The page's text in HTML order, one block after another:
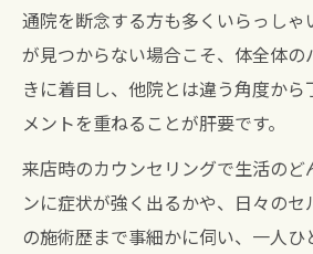
通院を断念する方も多くいらっしゃ
が見つからない場合こそ、体全体の
きに着目し、他院とは違う角度か
メントを重ねることが肝要です。
来店時のカウンセリングで生活のど
ンに症状が強く出るかや、日々の
の施術歴まで事細かに伺い、一人ひ